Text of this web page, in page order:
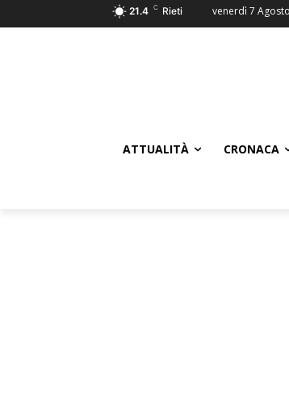
21.4 C Rieti venerdì 7
ATTUALITÀ CRONACA